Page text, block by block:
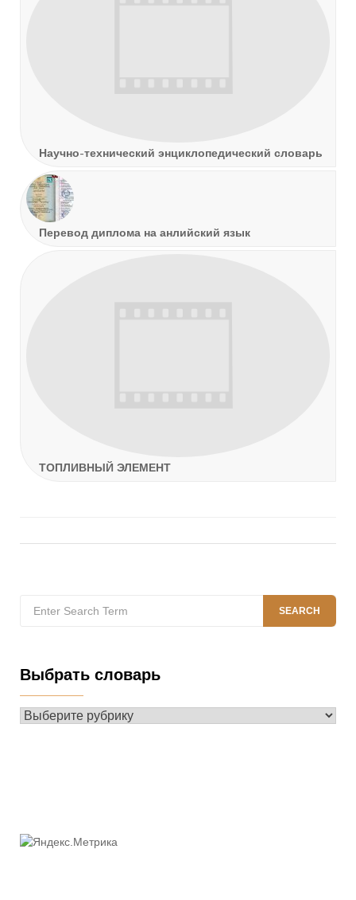
Научно-технический энциклопедический словарь
Перевод диплома на анлийский язык
ТОПЛИВНЫЙ ЭЛЕМЕНТ
for:
SEARCH
Выбрать словарь
Выбрать